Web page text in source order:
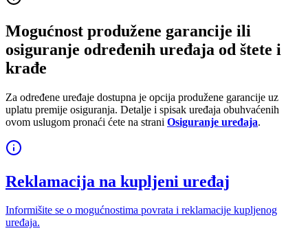
Mogućnost produžene garancije ili
osiguranje određenih uređaja od štete i
krađe
Za određene uređaje dostupna je opcija produžene garancije uz
uplatu premije osiguranja. Detalje i spisak uređaja obuhvaćenih
ovom uslugom pronaći ćete na strani Osiguranje uređaja.
Reklamacija na kupljeni uređaj
Informišite se o mogućnostima povrata i reklamacije kupljenog
uređaja.